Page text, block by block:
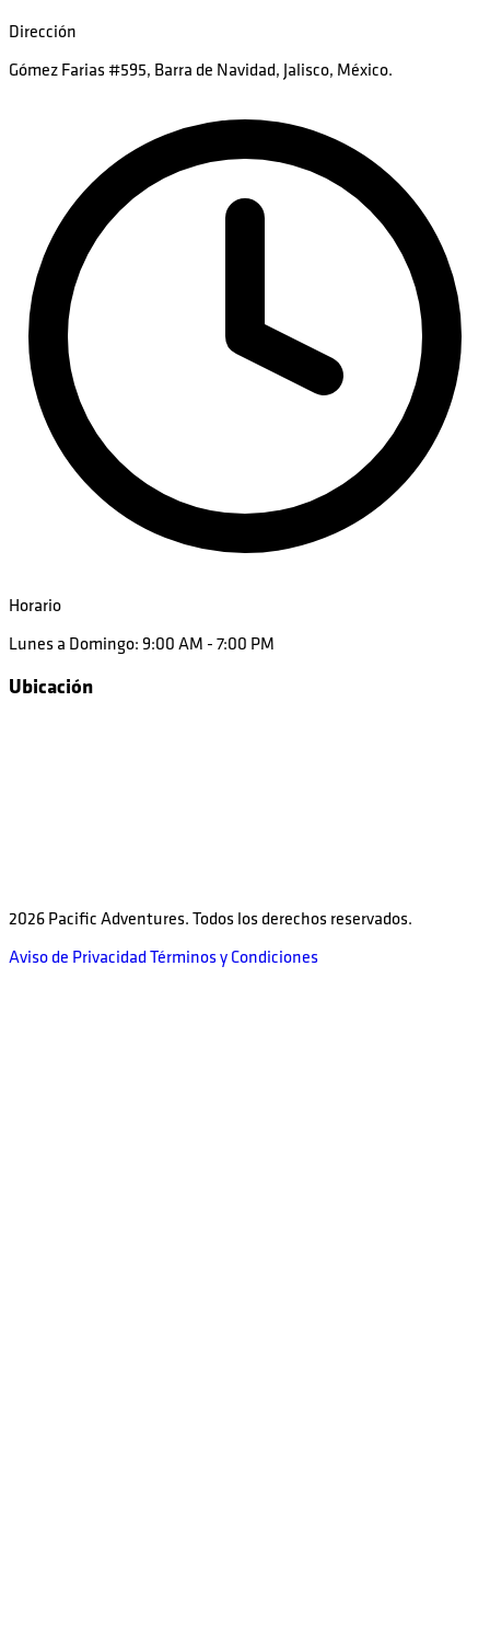
Dirección
Gómez Farias #595, Barra de Navidad, Jalisco, México.
Horario
Lunes a Domingo: 9:00 AM - 7:00 PM
Ubicación
2026 Pacific Adventures. Todos los derechos reservados.
Aviso de Privacidad Términos y Condiciones